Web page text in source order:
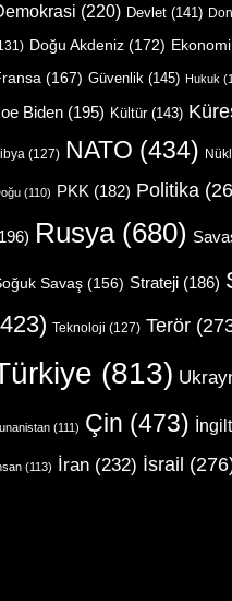
(220) Devlet (141)
Doğu Akdeniz (172) Ekonomi
(167) Güvenlik (145) Hukuk
Biden (195) Kültür(143)
(127) NATO (434)
(110) PKK (182) Politika
Rusya(680)
Savaş (156) Strateji (186)
Teknoloji (127) Terör
(813)
(111) Çin (473)
(113) İran (232) İsrail